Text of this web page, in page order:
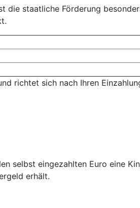
die staatliche Förderung
richtet sich nach Ihren
selbst eingezahlten Euro eine
erhält.